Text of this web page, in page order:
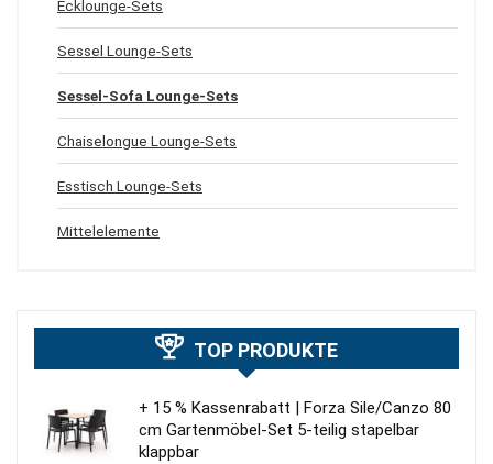
Ecklounge-Sets
Sessel Lounge-Sets
Sessel-Sofa Lounge-Sets
Chaiselongue Lounge-Sets
Esstisch Lounge-Sets
Mittelelemente
TOP PRODUKTE
+ 15 % Kassenrabatt | Forza Sile/Canzo 80
cm Gartenmöbel-Set 5-teilig stapelbar
klappbar